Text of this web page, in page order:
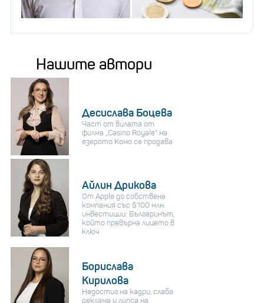
Нашите автори
Десислава Боцева
Част от вилата от
филма „Casino Royale“ на
езерото Комо се продава
Айлин Дрикова
От Apple до собствена
компания със $100 млн.
инвестиции: Българинът,
който превърна лицето в
ключ
Борислава
Кирилова
Недостиг на кадри, слаба
реклама и липса на